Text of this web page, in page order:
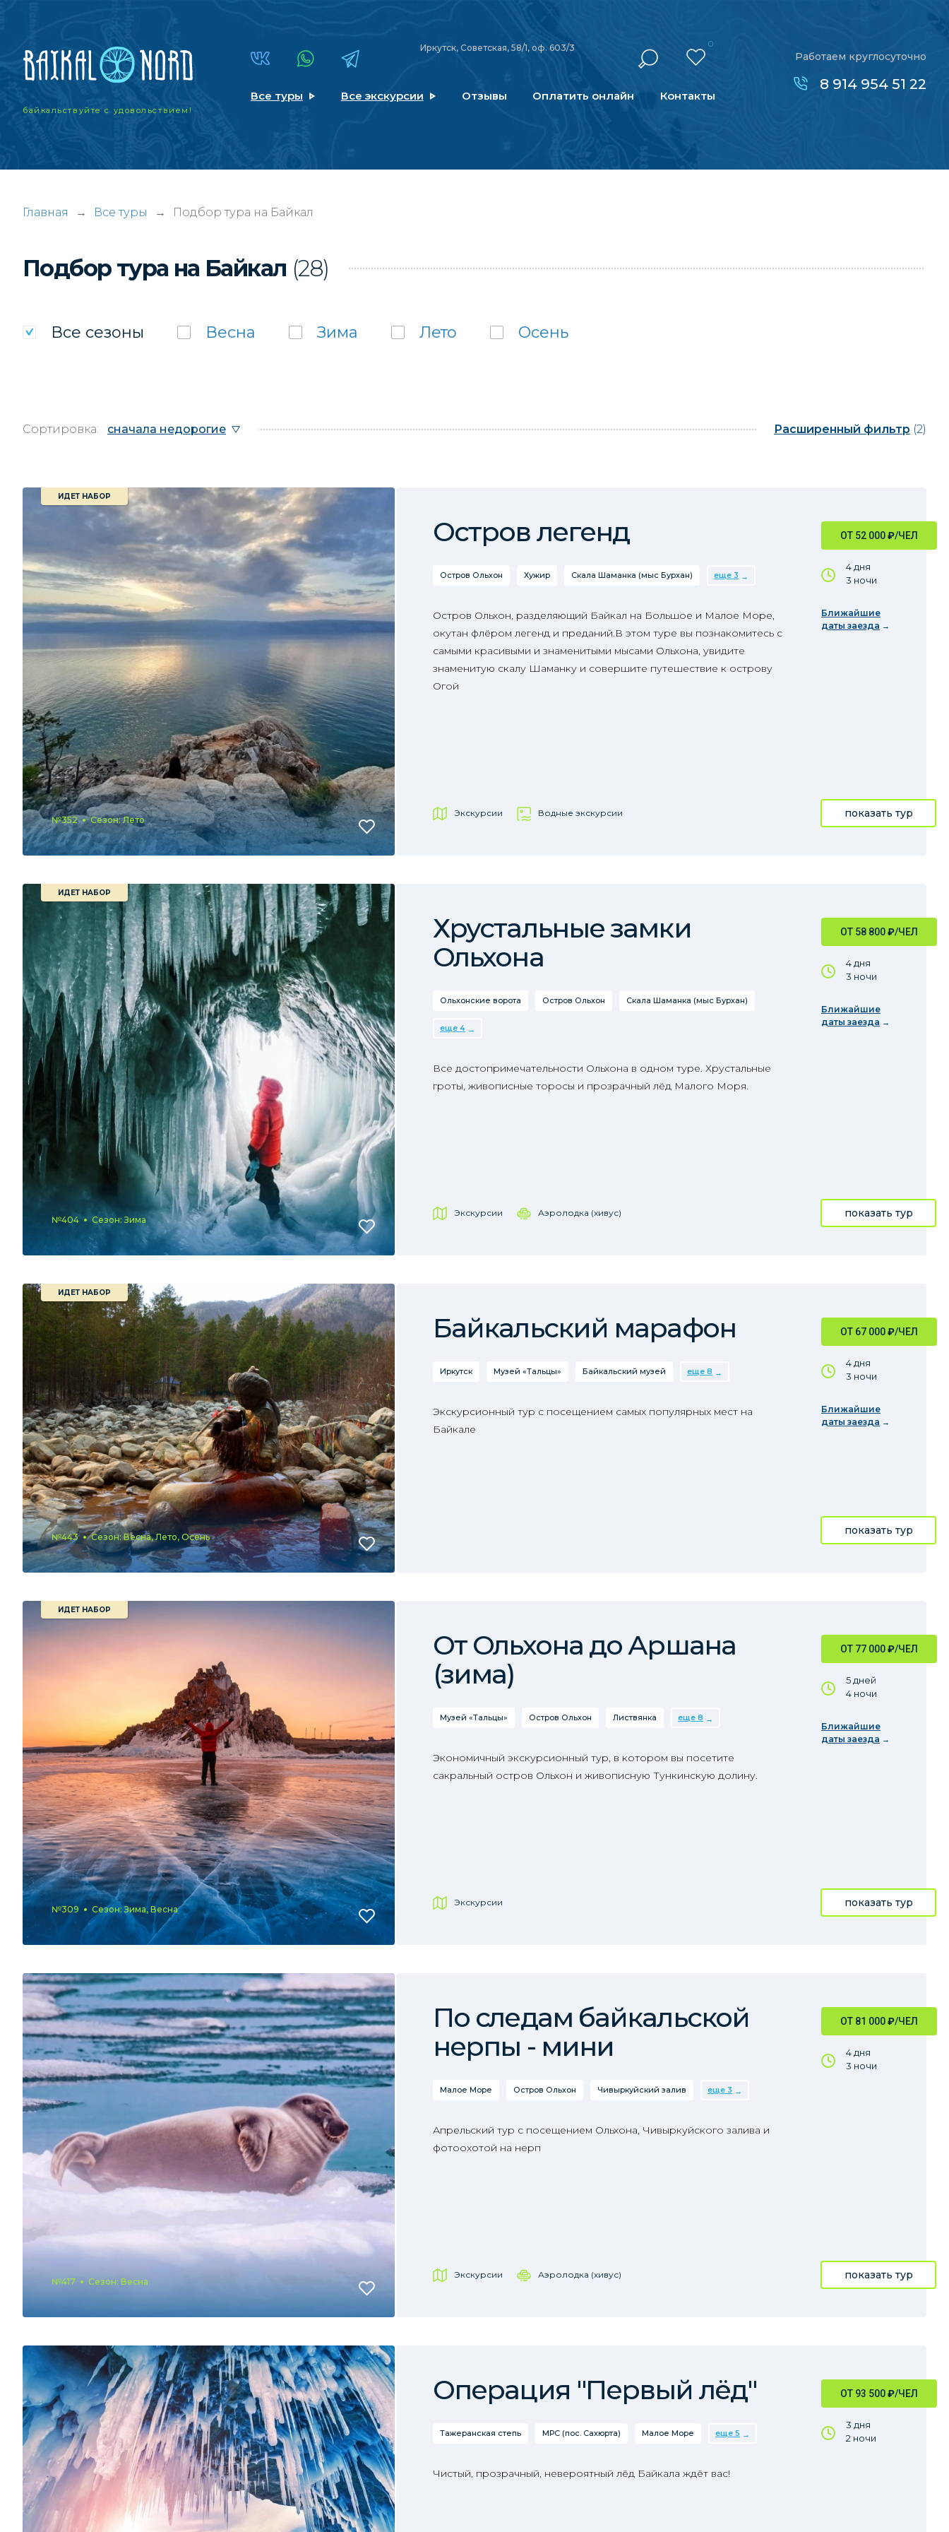
байкальствуйтес удовольствием!
Иркутск, Советская, 58/1, оф. 603/3 0
Все туры Все экскурсии Отзывы Оплатить онлайн Контакты
Работаем круглосуточно
8 914 954 51 22
Главная → Все туры → Подбор тура на Байкал
Подбор тура на Байкал (28)
Все сезоны Весна Зима Лето Осень
Сортировка: сначала недорогие Расширенный фильтр (2)
ИДЕТ НАБОР
№352 Сезон: Лето
ОТ 52 000₽/ЧЕЛ
4 дня
3 ночи
Ближайшие
даты заезда
Остров легенд
Остров Ольхон Хужир Скала Шаманка (мыс Бурхан) еще 3
Остров Ольхон, разделяющий Байкал на Большое и Малое Море,
окутан флёром легенд и преданий.В этом туре вы познакомитесь с
самыми красивыми и знаменитыми мысами Ольхона, увидите
знаменитую скалу Шаманку и совершите путешествие к острову
Огой
Экскурсии Водные экскурсии показать тур
ИДЕТ НАБОР
№404 Сезон: Зима
ОТ 58 800₽/ЧЕЛ
4 дня
3 ночи
Ближайшие
даты заезда
Хрустальные замки
Ольхона
Ольхонские ворота Остров Ольхон Скала Шаманка (мыс Бурхан)
еще 4
Все достопримечательности Ольхона в одном туре. Хрустальные
гроты, живописные торосы и прозрачный лёд Малого Моря.
Экскурсии Аэролодка (хивус) показать тур
ИДЕТ НАБОР
№443 Сезон: Весна, Лето, Осень
ОТ 67 000₽/ЧЕЛ
4 дня
3 ночи
Ближайшие
даты заезда
Байкальский марафон
Иркутск Музей «Тальцы» Байкальский музей еще 8
Экскурсионный тур с посещением самых популярных мест на
Байкале
показать тур
ИДЕТ НАБОР
№309 Сезон: Зима, Весна
ОТ 77 000₽/ЧЕЛ
5 дней
4 ночи
Ближайшие
даты заезда
От Ольхона до Аршана
(зима)
Музей «Тальцы» Остров Ольхон Листвянка еще 8
Экономичный экскурсионный тур, в котором вы посетите
сакральный остров Ольхон и живописную Тункинскую долину.
Экскурсии показать тур
№417 Сезон: Весна
ОТ 81 000₽/ЧЕЛ
4 дня
3 ночи
По следам байкальской
нерпы - мини
Малое Море Остров Ольхон Чивыркуйский залив еще 3
Апрельский тур с посещением Ольхона, Чивыркуйского залива и
фотоохотой на нерп
Экскурсии Аэролодка (хивус) показать тур
ОТ 93 500₽/ЧЕЛ
3 дня
2 ночи
Операция "Первый лёд"
Тажеранская степь МРС (пос. Сахюрта) Малое Море еще 5
Чистый, прозрачный, невероятный лёд Байкала ждёт вас!